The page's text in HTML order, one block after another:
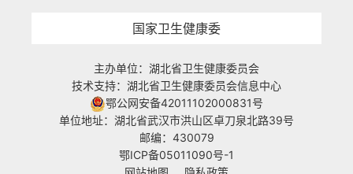
国家卫生健康委
主办单位：湖北省卫生健康委员会
技术支持：湖北省卫生健康委员会信息中心
鄂公网安备42011102000831号
单位地址：湖北省武汉市洪山区卓刀泉北路39号
邮编：430079
鄂ICP备05011090号-1